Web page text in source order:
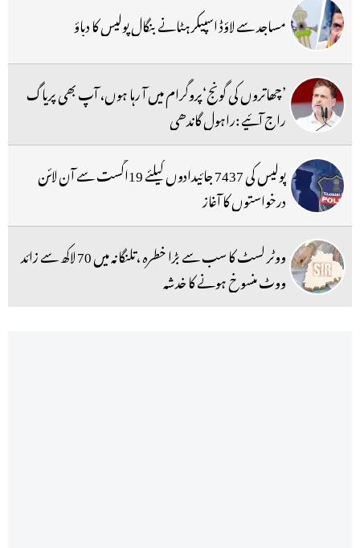
مساجد سے لاؤڈ اسپیکر ہٹانے بنگال پولیس کا دباؤ
’چھاتروں کی گونج‘پروگرام میں آ رہا ہوں، آپ بھی پریاگ
راج آئیے :راہول گاندھی
پولیس کی 7437 جائیدادوں کیلئے 19اگست سے آن لائن
درخواستوں کا آغاز
ووٹر لسٹ کا سب سے بڑا خطرہ ،تلنگانہ میں 70 لاکھ سے زائد
ووٹ منسوخ ہونے کا خدشہ